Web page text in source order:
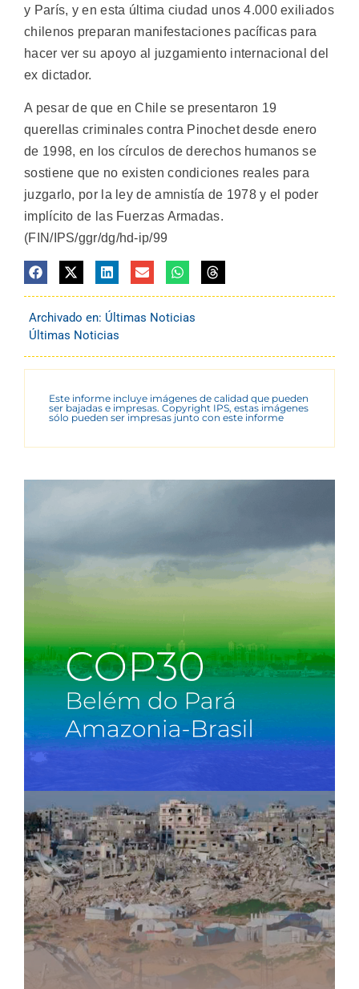
y París, y en esta última ciudad unos 4.000 exiliados
chilenos preparan manifestaciones pacíficas para
hacer ver su apoyo al juzgamiento internacional del
ex dictador.
A pesar de que en Chile se presentaron 19
querellas criminales contra Pinochet desde enero
de 1998, en los círculos de derechos humanos se
sostiene que no existen condiciones reales para
juzgarlo, por la ley de amnistía de 1978 y el poder
implícito de las Fuerzas Armadas.
(FIN/IPS/ggr/dg/hd-ip/99
Archivado en: Últimas Noticias
Últimas Noticias
Este informe incluye imágenes de calidad que pueden
ser bajadas e impresas. Copyright IPS, estas imágenes
sólo pueden ser impresas junto con este informe